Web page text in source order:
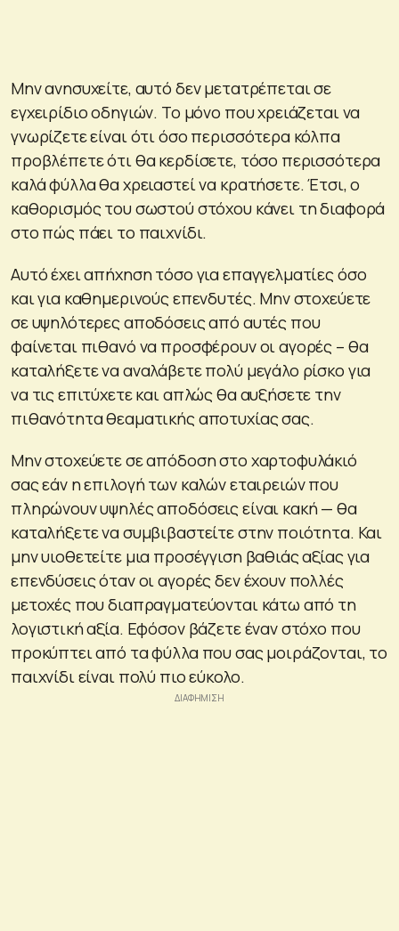
Μην ανησυχείτε, αυτό δεν μετατρέπεται σε
εγχειρίδιο οδηγιών. Το μόνο που χρειάζεται να
γνωρίζετε είναι ότι όσο περισσότερα κόλπα
προβλέπετε ότι θα κερδίσετε, τόσο περισσότερα
καλά φύλλα θα χρειαστεί να κρατήσετε. Έτσι, ο
καθορισμός του σωστού στόχου κάνει τη διαφορά
στο πώς πάει το παιχνίδι.
Αυτό έχει απήχηση τόσο για επαγγελματίες όσο
και για καθημερινούς επενδυτές. Μην στοχεύετε
σε υψηλότερες αποδόσεις από αυτές που
φαίνεται πιθανό να προσφέρουν οι αγορές – θα
καταλήξετε να αναλάβετε πολύ μεγάλο ρίσκο για
να τις επιτύχετε και απλώς θα αυξήσετε την
πιθανότητα θεαματικής αποτυχίας σας.
Μην στοχεύετε σε απόδοση στο χαρτοφυλάκιό
σας εάν η επιλογή των καλών εταιρειών που
πληρώνουν υψηλές αποδόσεις είναι κακή — θα
καταλήξετε να συμβιβαστείτε στην ποιότητα. Και
μην υιοθετείτε μια προσέγγιση βαθιάς αξίας για
επενδύσεις όταν οι αγορές δεν έχουν πολλές
μετοχές που διαπραγματεύονται κάτω από τη
λογιστική αξία. Εφόσον βάζετε έναν στόχο που
προκύπτει από τα φύλλα που σας μοιράζονται, το
παιχνίδι είναι πολύ πιο εύκολο.